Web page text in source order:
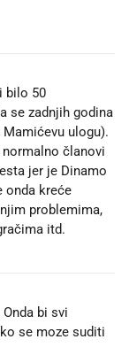
bilo 50
se zadnjih godina
ulogu).
članovi
jer je Dinamo
onda kreće
problemima,
itd.
bi svi
se moze suditi